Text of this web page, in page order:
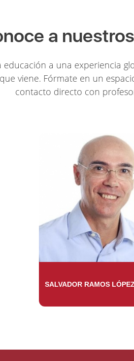
a
educación a una experiencia
viene. Fórmate en un
contacto directo con
SALVADOR RAMOS LÓPEZ